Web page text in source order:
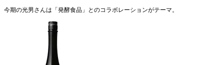
今期の光男さんは「発酵食品」とのコラボレーションがテーマ。